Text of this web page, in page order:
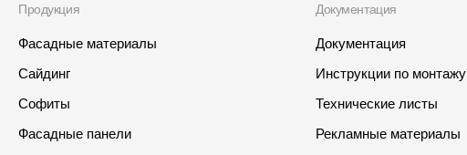
Продукция
Фасадные материалы
Сайдинг
Софиты
Фасадные панели
Документация
Документация
Инструкции по монтажу
Технические листы
Рекламные материалы